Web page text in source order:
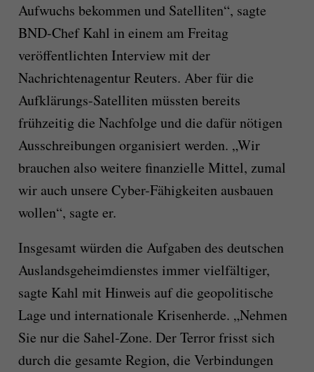
Aufwuchs bekommen und Satelliten“, sagte
BND-Chef Kahl in einem am Freitag
veröffentlichten Interview mit der
Nachrichtenagentur Reuters. Aber für die
Aufklärungs-Satelliten müssten bereits
frühzeitig die Nachfolge und die dafür nötigen
Ausschreibungen organisiert werden. „Wir
brauchen also weitere finanzielle Mittel, zumal
wir auch unsere Cyber-Fähigkeiten ausbauen
wollen“, sagte er.
Insgesamt würden die Aufgaben des deutschen
Auslandsgeheimdienstes immer vielfältiger,
sagte Kahl mit Hinweis auf die geopolitische
Lage und internationale Krisenherde. „Nehmen
Sie nur die Sahel-Zone. Der Terror frisst sich
durch die gesamte Region, die Verbindungen